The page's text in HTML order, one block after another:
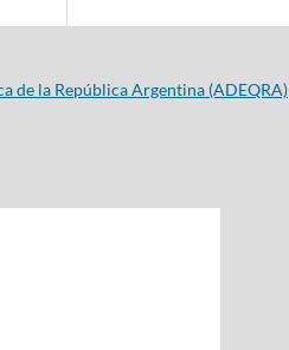
de la República Argentina (ADEQRA)